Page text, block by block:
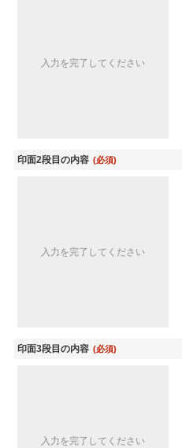
入力を完了してください
印面2段目の内容 (必須)
入力を完了してください
印面3段目の内容 (必須)
入力を完了してください